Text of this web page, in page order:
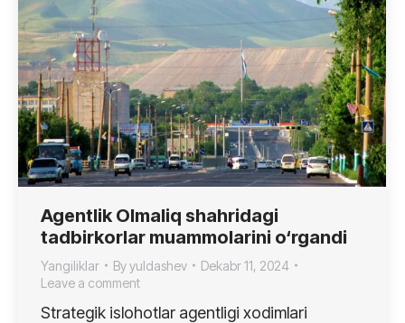
Agentlik Olmaliq shahridagi
tadbirkorlar muammolarini o‘rgandi
Yangiliklar Byyuldashev
Dekabr 11, 2024
Leave a comment
Strategik islohotlar agentligi xodimlari